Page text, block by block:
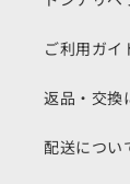
ご利用ガイ
返品・交換
配送につい